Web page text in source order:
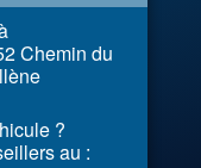
Chemin du
?
au :